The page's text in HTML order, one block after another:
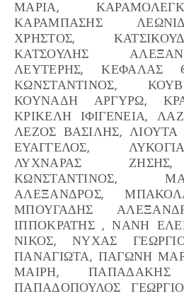
ΜΑΡΙΑ,
ΚΑΡΑΜΠΑΣΗΣ
ΧΡΗΣΤΟΣ,
ΚΑΤΣΟΥΛΗΣ
ΛΕΥΤΕΡΗΣ, ΚΕΦΑΛΑΣ
ΚΩΝΣΤΑΝΤΙΝΟΣ,
ΚΟΥΝΑΔΗ ΑΡΓΥΡΩ,
ΚΡΙΚΕΛΗ ΙΦΙΓΕΝΕΙΑ,
ΛΕΖΟΣ ΒΑΣΙΛΗΣ,
ΕΥΑΓΓΕΛΟΣ,
ΛΥΧΝΑΡΑΣ
ΚΩΝΣΤΑΝΤΙΝΟΣ,
ΑΛΕΞΑΝΔΡΟΣ,
ΜΠΟΥΓΑΔΗΣ
ΙΠΠΟΚΡΑΤΗΣ , ΝΑΝΗ
ΝΙΚΟΣ, ΝΥΧΑΣ
ΠΑΝΑΓΙΩΤΑ, ΠΑΓΩΝΗ
ΜΑΙΡΗ, ΠΑΠΑΔΑΚΗΣ
ΠΑΠΑΔΟΠΟΥΛΟΣ